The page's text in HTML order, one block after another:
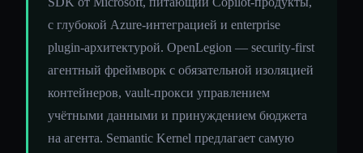
с глубокой Azure-интеграцией и enterprise
plugin-архитектурой. OpenLegion — security-first
агентный фреймворк с обязательной изоляцией
контейнеров, vault-прокси управлением
учётными данными и принуждением бюджета
на агента. Semantic Kernel предлагает самую